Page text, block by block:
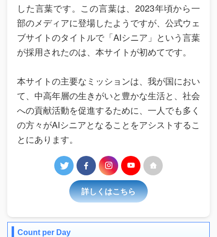
した言葉です。この言葉は、2023年頃から一
部のメディアに登場したようですが、公式ウェ
ブサイトのタイトルで「AIシニア」という言葉
が採用されたのは、本サイトが初めてです。
本サイトの主要なミッションは、我が国におい
て、中高年層の生きがいと豊かな生活と、社会
への貢献活動を促進するために、一人でも多く
の方々がAIシニアとなることをアシストするこ
とにあります。
詳しくはこちら
Count per Day